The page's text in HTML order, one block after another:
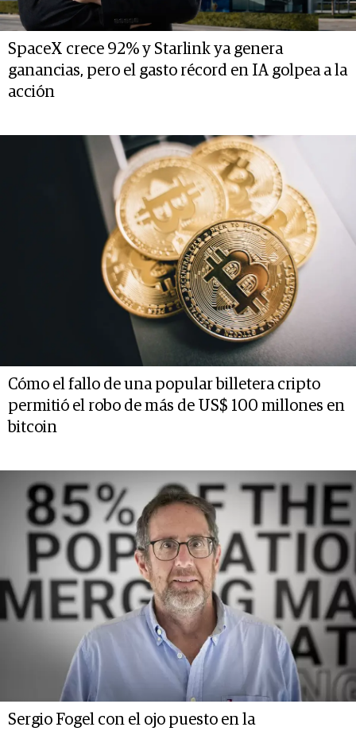
SpaceX crece 92% y Starlink ya genera
ganancias, pero el gasto récord en IA golpea a la
acción
Cómo el fallo de una popular billetera cripto
permitió el robo de más de US$ 100 millones en
bitcoin
Sergio Fogel con el ojo puesto en la